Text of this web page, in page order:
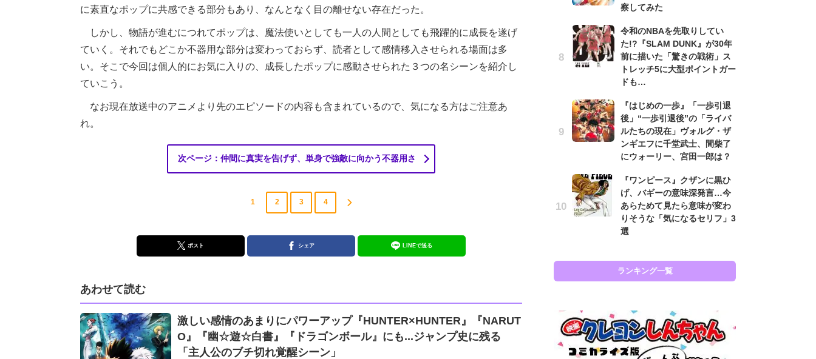
に素直なポップに共感できる部分もあり、なんとなく目の離せない存在だった。
しかし、物語が進むにつれてポップは、魔法使いとしても一人の人間としても飛躍的に成長を遂げ
ていく。それでもどこか不器用な部分は変わっておらず、読者として感情移入させられる場面は多
い。そこで今回は個人的にお気に入りの、成長したポップに感動させられた３つの名シーンを紹介し
ていこう。
なお現在放送中のアニメより先のエピソードの内容も含まれているので、気になる方はご注意あ
れ。
次ページ：仲間に真実を告げず、単身で強敵に向かう不器用さ
1 2 3 4
ポスト シェア LINEで送る
あわせて読む
激しい感情のあまりにパワーアップ『HUNTER×HUNTER』『NARUT
O』『幽☆遊☆白書』『ドラゴンボール』にも...ジャンプ史に残る
「主人公のブチ切れ覚醒シーン」
察してみた
令和のNBAを先取りしてい
た!?『SLAM DUNK』が30年
前に描いた「驚きの戦術」ス
トレッチ5に大型ポイントガー
ドも…
『はじめの一歩』「一歩引退
後」“一歩引退後”の「ライバ
ルたちの現在」ヴォルグ・ザ
ンギエフに千堂武士、間柴了
にウォーリー、宮田一郎は？
『ワンピース』クザンに黒ひ
げ、バギーの意味深発言…今
あらためて見たら意味が変わ
りそうな「気になるセリフ」3
選
ランキング一覧